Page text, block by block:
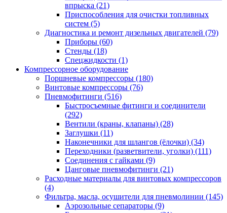
впрыска (21)
Приспособления для очистки топливных
систем (5)
Диагностика и ремонт дизельных двигателей (79)
Приборы (60)
Стенды (18)
Спецжидкости (1)
Компрессорное оборудование
Поршневые компрессоры (180)
Винтовые компрессоры (76)
Пневмофитинги (516)
Быстросъемные фитинги и соединители
(292)
Вентили (краны, клапаны) (28)
Заглушки (11)
Наконечники для шлангов (ёлочки) (34)
Переходники (разветвители, уголки) (111)
Соединения с гайками (9)
Цанговые пневмофитинги (21)
Расходные материалы для винтовых компрессоров
(4)
Фильтра, масла, осушители для пневмолинии (145)
Аэрозольные сепараторы (9)